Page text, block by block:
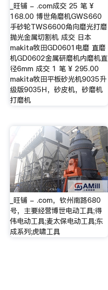
_旺铺 - .com成交 25 笔 ¥
168.00 博世角磨机GWS660
手砂轮TWS6600角向磨光打磨
抛光金属切割机 成交 日本
makita牧田GD0601电磨 直磨
机GD0602金属研磨机内磨机直
径6mm 成交 1 笔 ¥ 295.00
makita牧田平板砂光机9035升
级版9035H，砂皮机，砂磨机
打磨机
_旺铺 - .com，钦州南路680
号，主要经营博世电动工具;得
伟电动工具;麦太保电动工具;东
成系列;虎啸工具